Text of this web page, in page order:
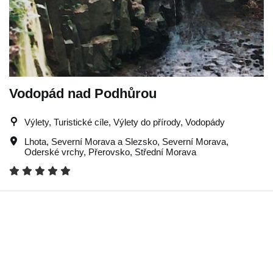
Vodopád nad Podhůrou
Výlety, Turistické cíle, Výlety do přírody, Vodopády
Lhota, Severní Morava a Slezsko, Severní Morava,
Oderské vrchy, Přerovsko, Střední Morava